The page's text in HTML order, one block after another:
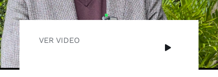
VER VIDEO